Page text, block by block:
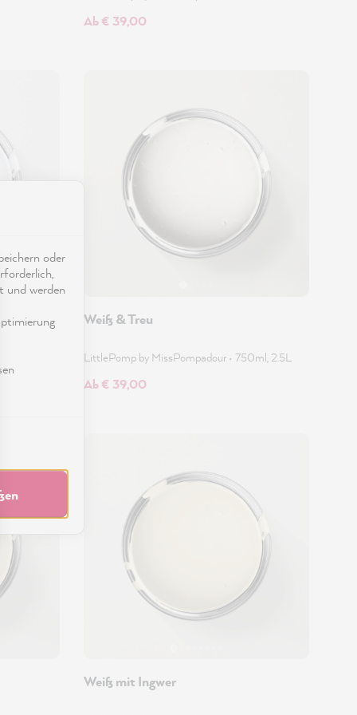
Ab € 39,00
Weiß & Treu
LittlePomp by MissPompadour • 750ml, 2.5L
Ab € 39,00
Weiß mit Ingwer
oder
und werden